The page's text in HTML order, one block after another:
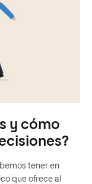
y cómo
tener en
que ofrece al